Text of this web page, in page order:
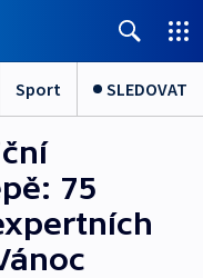
Sport SLEDOVAT
75